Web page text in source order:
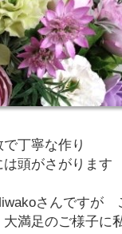
丁寧な作り
頭がさがります
さんですが
満足のご様子に